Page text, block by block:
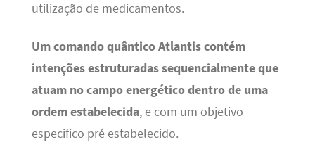
utilização de medicamentos.
Um comando quântico Atlantis contém
intenções estruturadas sequencialmente que
atuam no campo energético dentro de uma
ordem estabelecida, e com um objetivo
especifico pré estabelecido.